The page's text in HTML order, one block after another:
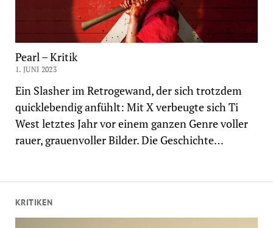
KRITIKEN
Pearl – Kritik
1. JUNI 2023
Ein Slasher im Retrogewand, der sich trotzdem
quicklebendig anfühlt: Mit X verbeugte sich Ti
West letztes Jahr vor einem ganzen Genre voller
rauer, grauenvoller Bilder. Die Geschichte…